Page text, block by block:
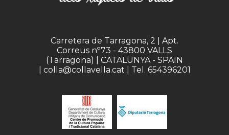
Carretera de Tarragona, 2 | Apt.
Correus nº73 - 43800 VALLS
(Tarragona) | CATALUNYA - SPAIN
| colla@collavella.cat | Tel. 654396201